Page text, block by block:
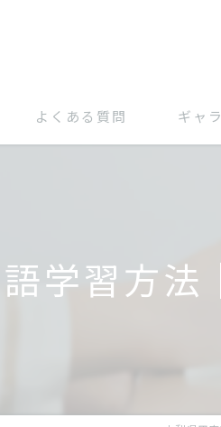
よくある質問 ギャ
語学習方